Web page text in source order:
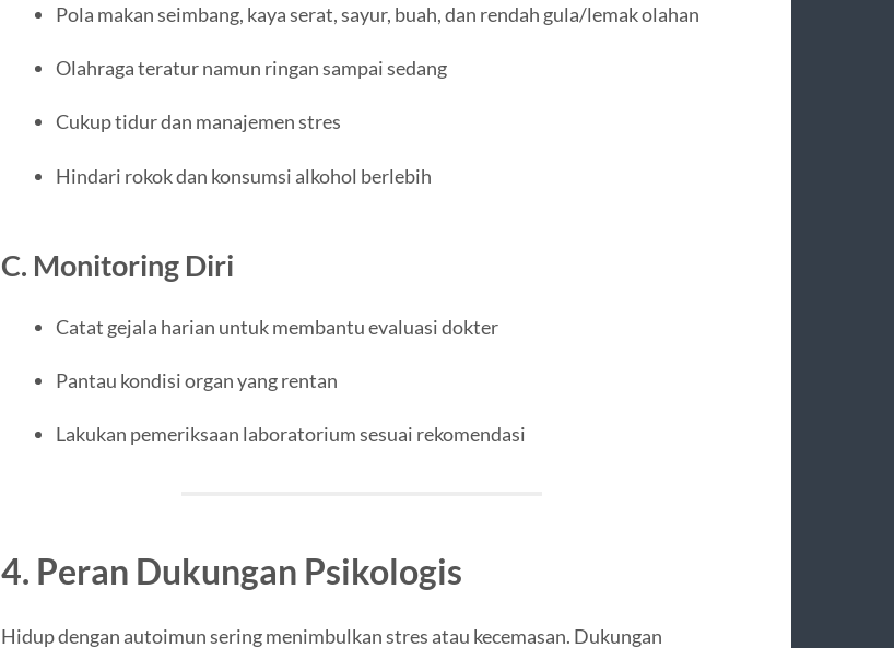
Pola makan seimbang, kaya serat, sayur, buah, dan rendah gula/lemak olahan
Olahraga teratur namun ringan sampai sedang
Cukup tidur dan manajemen stres
Hindari rokok dan konsumsi alkohol berlebih
C. Monitoring Diri
Catat gejala harian untuk membantu evaluasi dokter
Pantau kondisi organ yang rentan
Lakukan pemeriksaan laboratorium sesuai rekomendasi
4. Peran Dukungan Psikologis
Hidup dengan autoimun sering menimbulkan stres atau kecemasan. Dukungan